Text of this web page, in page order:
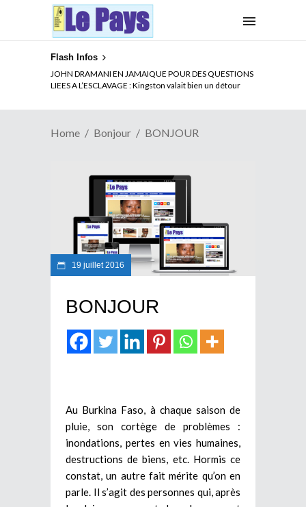
Flash Infos
JOHN DRAMANI EN JAMAIQUE POUR DES QUESTIONS
LIEES A L’ESCLAVAGE : Kingston valait bien un détour
Home Bonjour BONJOUR
19 juillet 2016
BONJOUR
Au Burkina Faso, à chaque saison de
pluie, son cortège de problèmes :
inondations, pertes en vies humaines,
destructions de biens, etc. Hormis ce
constat, un autre fait mérite qu’on en
parle. Il s’agit des personnes qui, après